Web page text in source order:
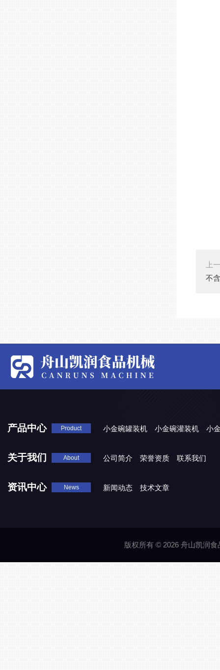
上
不
产品中心 Product 小金碗罐装机 小金碗灌装机 小
关于我们 About 公司简介 荣誉资质 联系我们
资讯中心 News 新闻动态 技术文章
版权所有 © 2026 舟山凯润